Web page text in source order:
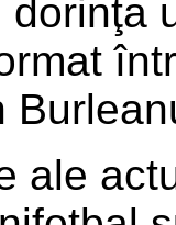
ale